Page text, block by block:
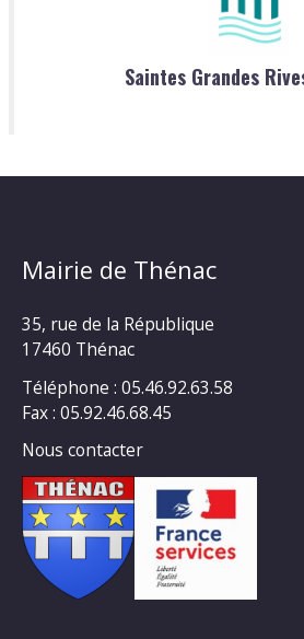
Saintes Grandes
Mairie de Thénac
35, rue de la République
17460 Thénac
Téléphone : 05.46.92.63.58
Fax : 05.92.46.68.45
Nous contacter